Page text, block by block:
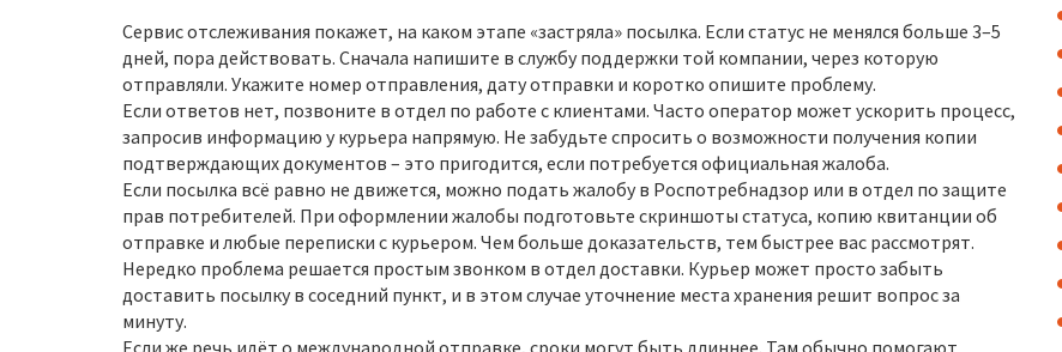
Сервис отслеживания покажет, на каком этапе «застряла» посылка. Если статус не менялся больше 3–5
дней, пора действовать. Сначала напишите в службу поддержки той компании, через которую
отправляли. Укажите номер отправления, дату отправки и коротко опишите проблему.
Если ответов нет, позвоните в отдел по работе с клиентами. Часто оператор может ускорить процесс,
запросив информацию у курьера напрямую. Не забудьте спросить о возможности получения копии
подтверждающих документов – это пригодится, если потребуется официальная жалоба.
Если посылка всё равно не движется, можно подать жалобу в Роспотребнадзор или в отдел по защите
прав потребителей. При оформлении жалобы подготовьте скриншоты статуса, копию квитанции об
отправке и любые переписки с курьером. Чем больше доказательств, тем быстрее вас рассмотрят.
Нередко проблема решается простым звонком в отдел доставки. Курьер может просто забыть
доставить посылку в соседний пункт, и в этом случае уточнение места хранения решит вопрос за
минуту.
Если же речь идёт о международной отправке, сроки могут быть длиннее. Там обычно помогают